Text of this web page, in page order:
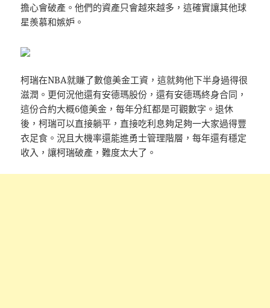
擔心會破產。他們的資產只會越來越多，這確實讓其他球
星羨慕和嫉妒。
柯瑞在NBA就賺了數億美金工資，這就夠他下半身過得很
滋潤。更何況他還有安德瑪股份，還有安德瑪終身合同，
這份合約大概6億美金，每年分紅都是可觀數字。退休
後，柯瑞可以直接躺平，直接吃利息夠足夠一大家過得豐
衣足食。況且大機率還能進勇士管理階層，每年還有穩定
收入，讓柯瑞破產，難度太大了。